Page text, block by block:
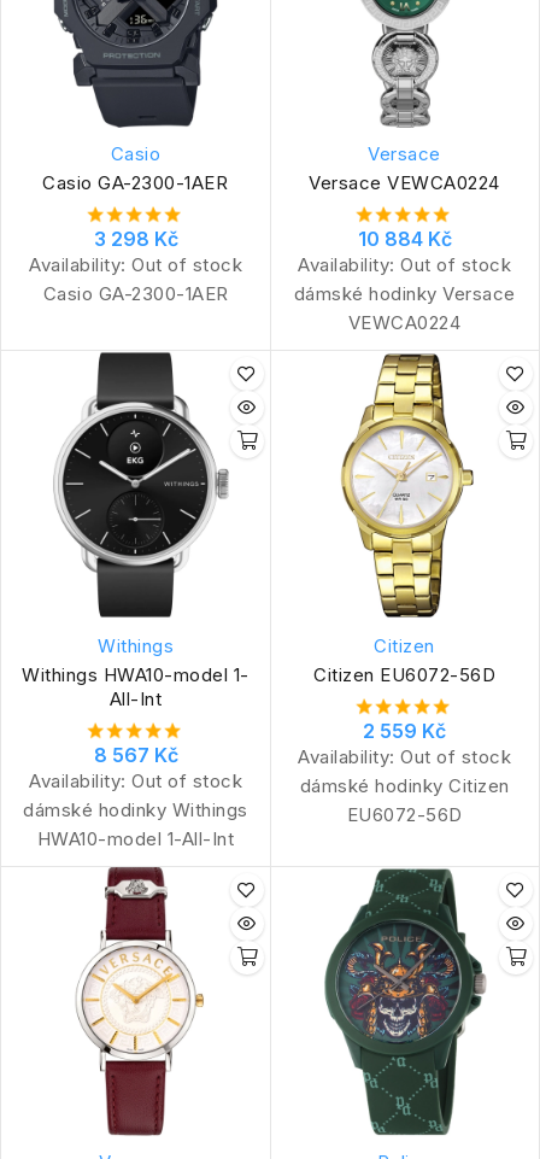
Casio
Casio GA-2300-1AER
3 298 Kč
Availability: Out of stock
Casio GA-2300-1AER
Versace
Versace VEWCA0224
10 884 Kč
Availability: Out of stock
dámské hodinky Versace
VEWCA0224
Withings
Withings HWA10-model 1-
All-Int
8 567 Kč
Availability: Out of stock
dámské hodinky Withings
HWA10-model 1-All-Int
Citizen
Citizen EU6072-56D
2 559 Kč
Availability: Out of stock
dámské hodinky Citizen
EU6072-56D